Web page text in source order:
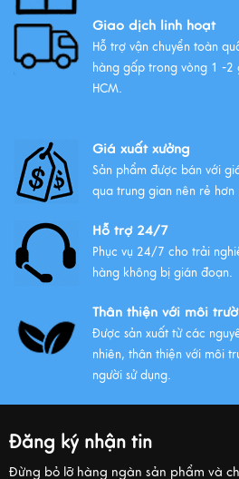
Giao dịch linh hoạt
Hỗ trợ vận chuyển toàn
hàng gấp trong vòng 1 -2
HCM.
Giá xuất xưởng
Sản phẩm được bán với
qua trung gian nên rẻ hơn
Hỗ trợ 24/7
Phục vụ 24/7 cho trải
hàng không bị gián đoạn.
Thân thiện với môi
Được sản xuất từ các
nhiên, thân thiện với môi
người sử dụng.
Đăng ký nhận tin
Đừng bỏ lỡ hàng ngàn sản phẩm và